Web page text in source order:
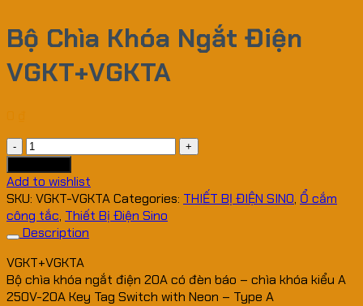
Bộ Chìa Khóa Ngắt Điện
VGKT+VGKTA
Bộ
Chìa
Khóa
Ngắt
Điện
VGKT+VGKTA
Add to wishlist
SKU: VGKT-VGKTACategories: THIẾT BỊ ĐIỆN SINO, Ổ cắm
công tắc, Thiết Bị Điện Sino
Description
VGKT+VGKTA
Bộ chìa khóa ngắt điện 20A có đèn báo – chìa khóa kiểu A
250V-20A Key Tag Switch with Neon – Type A